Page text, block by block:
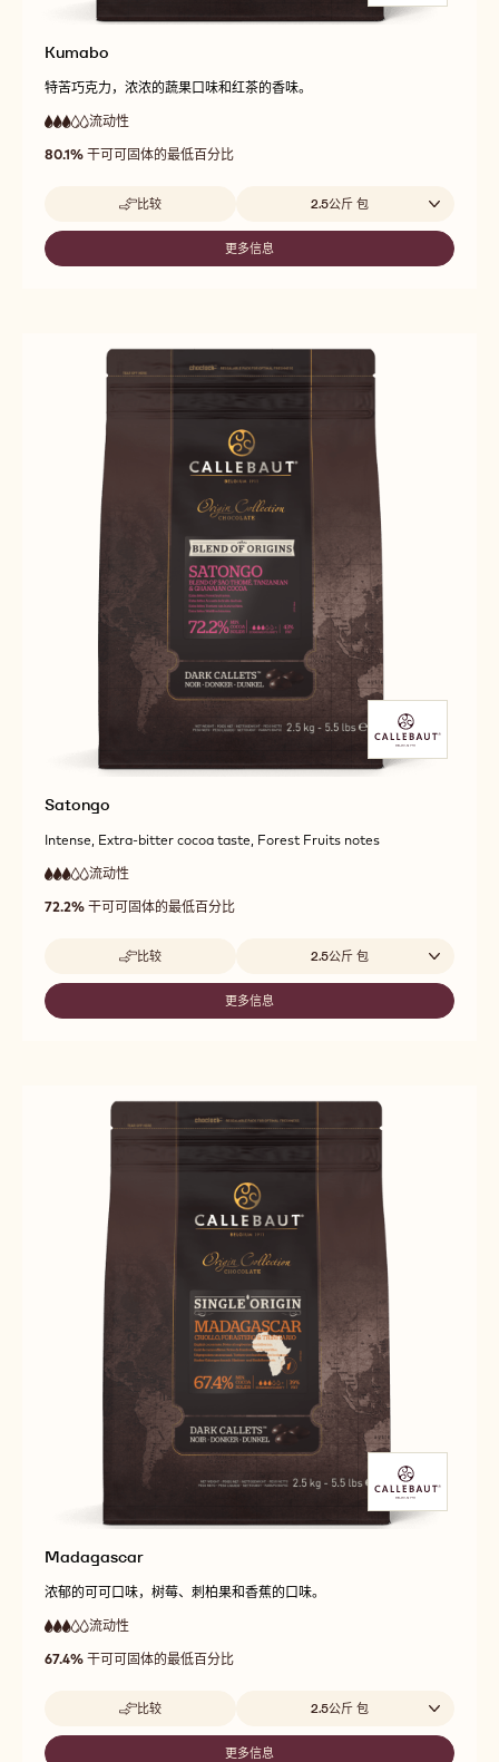
Kumabo
特苦巧克力，浓浓的蔬果口味和红茶的香味。
3
out
流动性
等
性
80.1% 干可可固体的最低百分比
比较
-
KUMABO
Beschikbare maten
2.5公斤 包
更多信息
-
Satongo
Intense, Extra-bitter cocoa taste, Forest Fruits notes
3
out
流动性
等
性
72.2% 干可可固体的最低百分比
比较
-
SATONGO
Beschikbare maten
2.5公斤 包
更多信息
-
Madagascar
浓郁的可可口味，树莓、刺柏果和香蕉的口味。
3
out
流动性
等
性
67.4% 干可可固体的最低百分比
比较
-
MADAGASCAR
Beschikbare maten
2.5公斤 包
更多信息